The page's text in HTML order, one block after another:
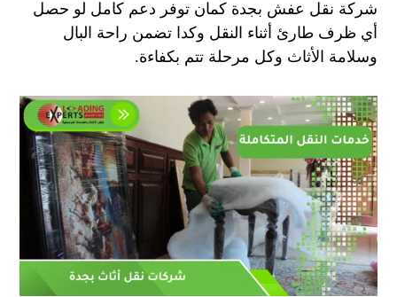
شركة نقل عفش بجدة كمان توفر دعم كامل لو حصل
أي ظرف طارئ أثناء النقل وكدا تضمن راحة البال
وسلامة الأثاث وكل مرحلة تتم بكفاءة.